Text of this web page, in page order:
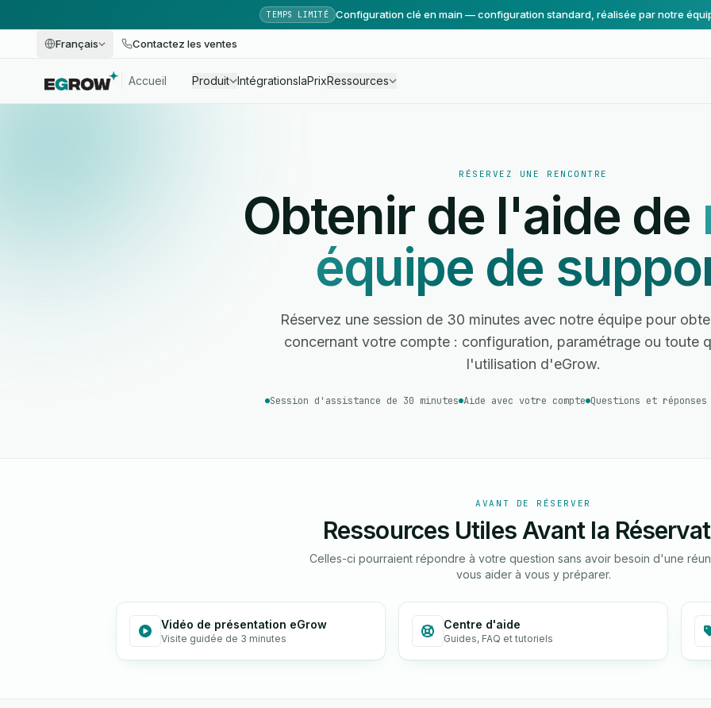
TEMPS LIMITÉ Configuration clé en main — configuration standard, réalisée par notre
Français Contactez les ventes
Accueil Produit IntégrationsIaPrixRessources
RÉSERVEZ UNE RENCONTRE
Obtenir de l'aide de
équipe de
Réservez une session de 30 minutes avec notre équipe pour
concernant votre compte : configuration, paramétrage ou toute
l'utilisation d'eGrow.
Session d'assistance de 30 minutes Aide avec votre compte Questions et
AVANT DE RÉSERVER
Ressources Utiles Avant la
Celles-ci pourraient répondre à votre question sans avoir besoin d'une
vous aider à vous y préparer.
Vidéo de présentation eGrow
Visite guidée de 3 minutes
Centre d'aide
Guides, FAQ et tutoriels